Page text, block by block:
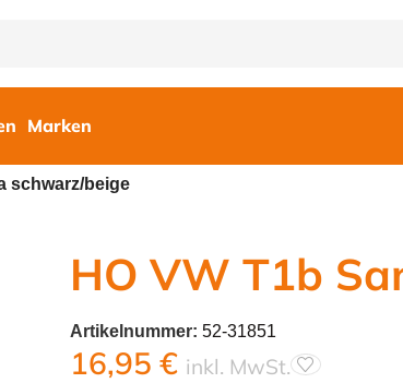
Marken
schwarz/beige
HO VW T1b
Artikelnummer: 52-31851
16,95 € inkl. MwSt.